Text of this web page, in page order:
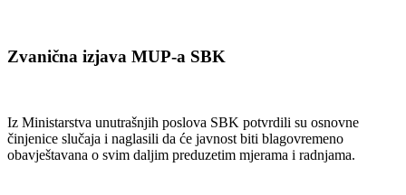
Zvanična izjava MUP-a SBK
Iz Ministarstva unutrašnjih poslova SBK potvrdili su osnovne
činjenice slučaja i naglasili da će javnost biti blagovremeno
obavještavana o svim daljim preduzetim mjerama i radnjama.